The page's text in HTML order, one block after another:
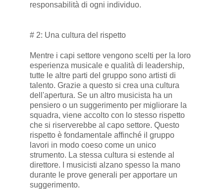
responsabilità di ogni individuo.
# 2: Una cultura del rispetto
Mentre i capi settore vengono scelti per la loro
esperienza musicale e qualità di leadership,
tutte le altre parti del gruppo sono artisti di
talento. Grazie a questo si crea una cultura
dell'apertura. Se un altro musicista ha un
pensiero o un suggerimento per migliorare la
squadra, viene accolto con lo stesso rispetto
che si riserverebbe al capo settore. Questo
rispetto è fondamentale affinché il gruppo
lavori in modo coeso come un unico
strumento. La stessa cultura si estende al
direttore. I musicisti alzano spesso la mano
durante le prove generali per apportare un
suggerimento.